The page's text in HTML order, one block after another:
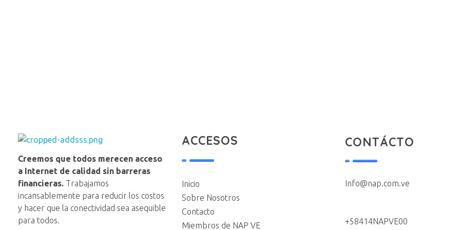
Creemos que todos merecen acceso
a Internet de calidad sin barreras
financieras. Trabajamos
incansablemente para reducir los costos
y hacer que la conectividad sea asequible
para todos.
ACCESOS
Inicio
Sobre Nosotros
Contacto
Miembros de NAP VE
CONTÁCTO
Info@nap.com.ve
+58414NAPVE00